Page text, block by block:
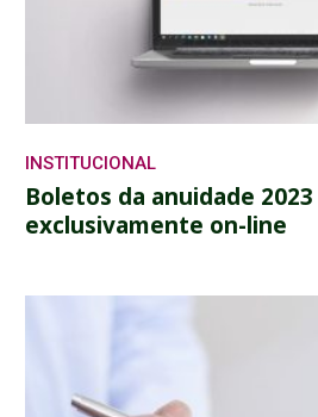
INSTITUCIONAL
Boletos da anuidade
exclusivamente on-line